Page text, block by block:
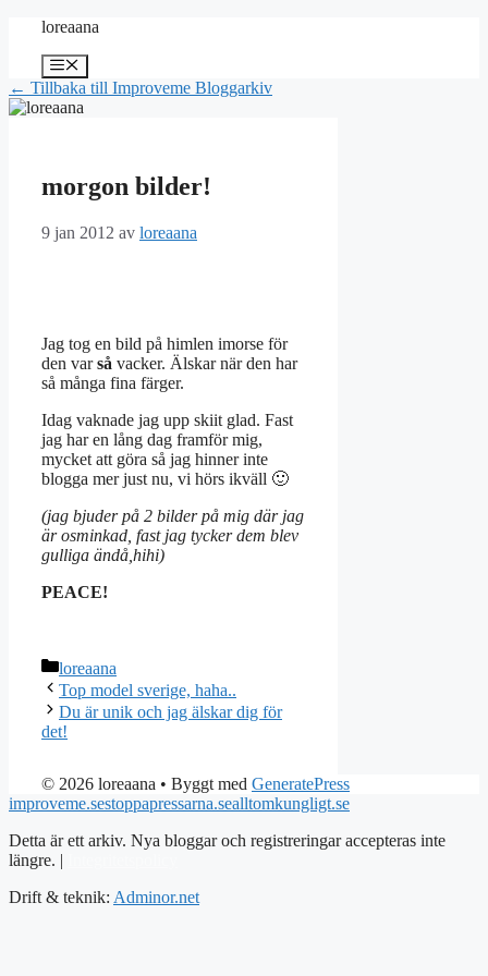
Hoppa
innehåll
loreaana
Meny
← Tillbaka till Improveme Bloggarkiv
morgon bilder!
9 jan 2012 av loreaana
Jag tog en bild på himlen imorse för
den varså vacker. Älskar när den har
så många fina färger.
Idag vaknade jag upp skiit glad. Fast
jag har en lång dag framför mig,
mycket att göra så jag hinner inte
blogga mer just nu, vi hörs ikväll 🙂
(jag bjuder på 2 bilder på mig där jag
är osminkad, fast jag tycker dem blev
gulliga ändå,hihi)
PEACE!
Kategorier
loreaana
Top model sverige, haha..
Du är unik och jag älskar dig för
det!
© 2026 loreaana • Byggt med GeneratePress
improveme.sestoppapressarna.sealltomkungligt.se
Detta är ett arkiv. Nya bloggar och registreringar accepteras inte
längre. |
Drift & teknik: Adminor.net